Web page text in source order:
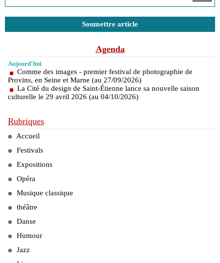
Soumettre article
Agenda
Aujourd'hui
Comme des images - premier festival de photographie de
Provins, en Seine et Marne (au 27/09/2026)
La Cité du design de Saint-Étienne lance sa nouvelle saison
culturelle le 29 avril 2026 (au 04/10/2026)
Rubriques
Accueil
Festivals
Expositions
Opéra
Musique classique
théâtre
Danse
Humour
Jazz